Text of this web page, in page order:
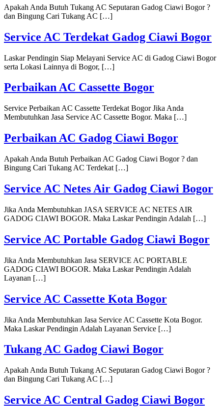
Apakah Anda Butuh Tukang AC Seputaran Gadog Ciawi Bogor ?
dan Bingung Cari Tukang AC […]
Service AC Terdekat Gadog Ciawi Bogor
Laskar Pendingin Siap Melayani Service AC di Gadog Ciawi Bogor
serta Lokasi Lainnya di Bogor, […]
Perbaikan AC Cassette Bogor
Service Perbaikan AC Cassette Terdekat Bogor Jika Anda
Membutuhkan Jasa Service AC Cassette Bogor. Maka […]
Perbaikan AC Gadog Ciawi Bogor
Apakah Anda Butuh Perbaikan AC Gadog Ciawi Bogor ? dan
Bingung Cari Tukang AC Terdekat […]
Service AC Netes Air Gadog Ciawi Bogor
Jika Anda Membutuhkan JASA SERVICE AC NETES AIR
GADOG CIAWI BOGOR. Maka Laskar Pendingin Adalah […]
Service AC Portable Gadog Ciawi Bogor
Jika Anda Membutuhkan Jasa SERVICE AC PORTABLE
GADOG CIAWI BOGOR. Maka Laskar Pendingin Adalah
Layanan […]
Service AC Cassette Kota Bogor
Jika Anda Membutuhkan Jasa Service AC Cassette Kota Bogor.
Maka Laskar Pendingin Adalah Layanan Service […]
Tukang AC Gadog Ciawi Bogor
Apakah Anda Butuh Tukang AC Seputaran Gadog Ciawi Bogor ?
dan Bingung Cari Tukang AC […]
Service AC Central Gadog Ciawi Bogor